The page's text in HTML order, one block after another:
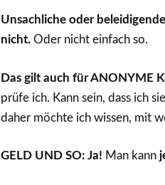
Unsachliche oder beleidigende
nicht. Oder nicht einfach so.
Das gilt auch für ANONYME
prüfe ich. Kann sein, dass ich
daher möchte ich wissen, mit
GELD UND SO: Ja! Man kann